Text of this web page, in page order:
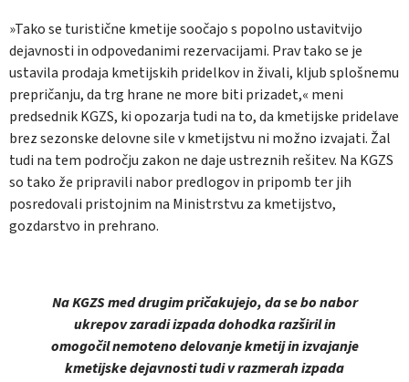
»Tako se turistične kmetije soočajo s popolno ustavitvijo
dejavnosti in odpovedanimi rezervacijami. Prav tako se je
ustavila prodaja kmetijskih pridelkov in živali, kljub splošnemu
prepričanju, da trg hrane ne more biti prizadet,« meni
predsednik KGZS, ki opozarja tudi na to, da kmetijske pridelave
brez sezonske delovne sile v kmetijstvu ni možno izvajati. Žal
tudi na tem področju zakon ne daje ustreznih rešitev. Na KGZS
so tako že pripravili nabor predlogov in pripomb ter jih
posredovali pristojnim na Ministrstvu za kmetijstvo,
gozdarstvo in prehrano.
Na KGZS med drugim pričakujejo, da se bo nabor
ukrepov zaradi izpada dohodka razširil in
omogočil nemoteno delovanje kmetij in izvajanje
kmetijske dejavnosti tudi v razmerah izpada